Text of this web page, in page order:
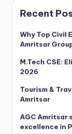
Recent
Why Top Civil
Amritsar
M.Tech CSE:
2026
Tourism &
Amritsar
AGC Amritsar
excellence in